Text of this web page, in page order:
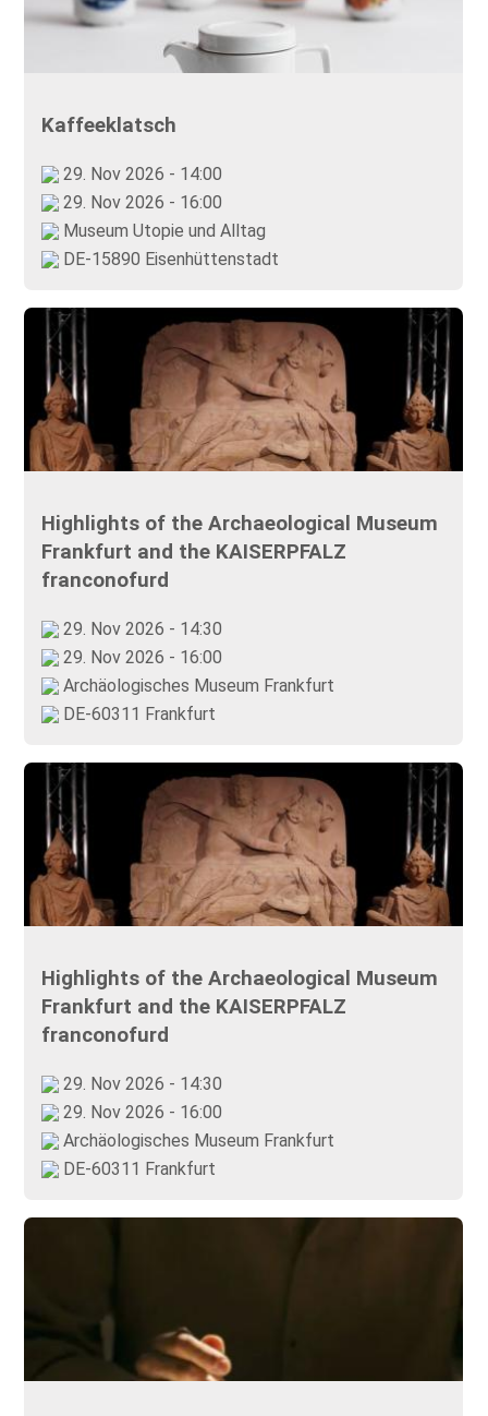
Kaffeeklatsch
29. Nov 2026 - 14:00
29. Nov 2026 - 16:00
Museum Utopie und Alltag
DE-15890 Eisenhüttenstadt
Highlights of the Archaeological Museum
Frankfurt and the KAISERPFALZ
franconofurd
29. Nov 2026 - 14:30
29. Nov 2026 - 16:00
Archäologisches Museum Frankfurt
DE-60311 Frankfurt
Highlights of the Archaeological Museum
Frankfurt and the KAISERPFALZ
franconofurd
29. Nov 2026 - 14:30
29. Nov 2026 - 16:00
Archäologisches Museum Frankfurt
DE-60311 Frankfurt